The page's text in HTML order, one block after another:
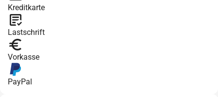
Kreditkarte
Lastschrift
Vorkasse
PayPal